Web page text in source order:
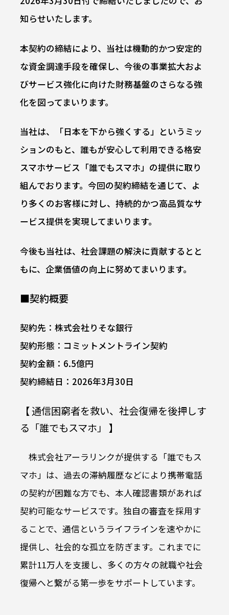
知らせいたします。
本契約の締結により、当社は機動的かつ安定的
な資金調達手段を確保し、今後の事業拡大およ
びサービス強化に向けた財務基盤のさらなる強
化を図ってまいります。
当社は、「日本を下から強くする」というミッ
ションのもと、誰もが安心して利用できる格安
スマホサービス「誰でもスマホ」の提供に取り
組んでおります。今回の契約締結を通じて、よ
り多くのお客様に対し、持続的かつ高品質なサ
ービス提供を実現してまいります。
今後も当社は、社会課題の解決に貢献するとと
もに、企業価値の向上に努めてまいります。
■契約概要
契約先：株式会社りそな銀行
契約形態：コミットメントライン契約
契約金額：6.5億円
契約締結日：2026年3月30日
【 通信困窮者を救い、社会復帰を後押しす
る「誰でもスマホ」 】
株式会社アーラリンクが提供する「誰でもス
マホ」は、過去の滞納履歴などにより携帯電話
の契約が困難な方でも、本人確認書類があれば
契約可能なサービスです。独自の審査を採用す
ることで、通信というライフラインを速やかに
提供し、社会的な孤立を防ぎます。これまでに
累計11万人を支援し、多くの方々の就職や社会
復帰へと繋がる第一歩をサポートしています。